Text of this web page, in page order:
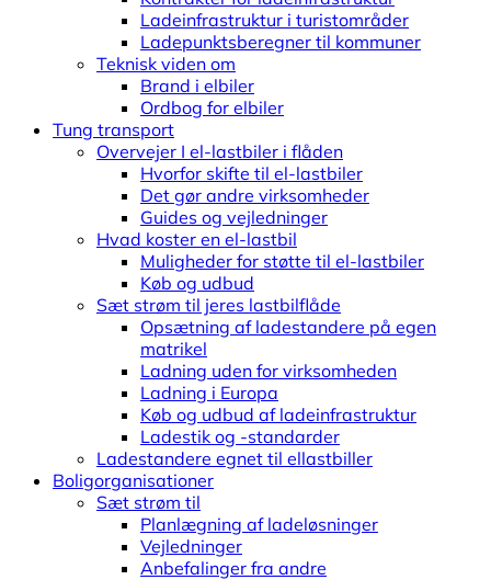
Ladeinfrastruktur i turistområder
Ladepunktsberegner til kommuner
Teknisk viden om
Brand i elbiler
Ordbog for elbiler
Tung transport
Overvejer I el-lastbiler i flåden
Hvorfor skifte til el-lastbiler
Det gør andre virksomheder
Guides og vejledninger
Hvad koster en el-lastbil
Muligheder for støtte til el-lastbiler
Køb og udbud
Sæt strøm til jeres lastbilflåde
Opsætning af ladestandere på egen
matrikel
Ladning uden for virksomheden
Ladning i Europa
Køb og udbud af ladeinfrastruktur
Ladestik og -standarder
Ladestandere egnet til ellastbiller
Boligorganisationer
Sæt strøm til
Planlægning af ladeløsninger
Vejledninger
Anbefalinger fra andre